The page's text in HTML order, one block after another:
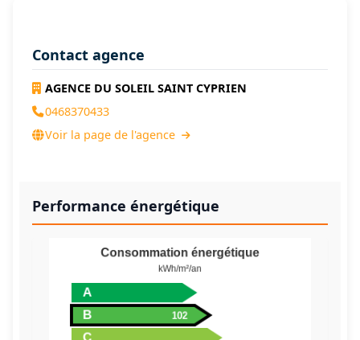
Contact agence
AGENCE DU SOLEIL SAINT CYPRIEN
0468370433
Voir la page de l'agence
Performance énergétique